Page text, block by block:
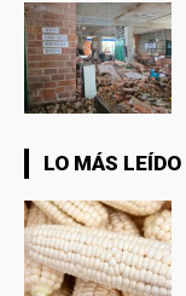
LO MÁS LEÍDO